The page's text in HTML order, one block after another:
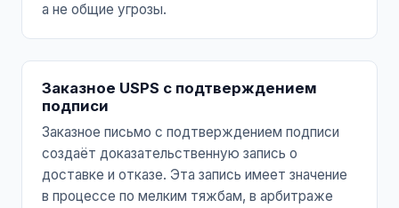
а не общие угрозы.
Заказное USPS с подтверждением
подписи
Заказное письмо с подтверждением подписи
создаёт доказательственную запись о
доставке и отказе. Эта запись имеет значение
в процессе по мелким тяжбам, в арбитраже